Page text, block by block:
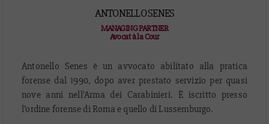
ANTONELLO SENES
MANAGING PARTNER
Avocat à la Cour
Antonello Senes è un avvocato abilitato alla pratica
forense dal 1990, dopo aver prestato servizio per quasi
nove anni nell’Arma dei Carabinieri. È iscritto presso
l’ordine forense di Roma e quello di Lussemburgo.